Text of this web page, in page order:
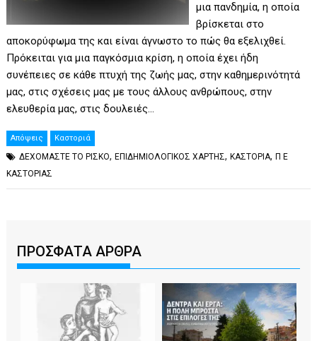
μια πανδημία, η οποία
βρίσκεται στο
αποκορύφωμα της και είναι άγνωστο το πώς θα εξελιχθεί.
Πρόκειται για μια παγκόσμια κρίση, η οποία έχει ήδη
συνέπειες σε κάθε πτυχή της ζωής μας, στην καθημερινότητά
μας, στις σχέσεις μας με τους άλλους ανθρώπους, στην
ελευθερία μας, στις δουλειές…
Απόψεις Καστοριά
ΔΕΧΟΜΑΣΤΕ ΤΟ ΡΙΣΚΟ,ΕΠΙΔΗΜΙΟΛΟΓΙΚΟΣ ΧΑΡΤΗΣ,ΚΑΣΤΟΡΙΑ,Π Ε
ΚΑΣΤΟΡΙΑΣ
ΠΡΟΣΦΑΤΑ ΑΡΘΡΑ